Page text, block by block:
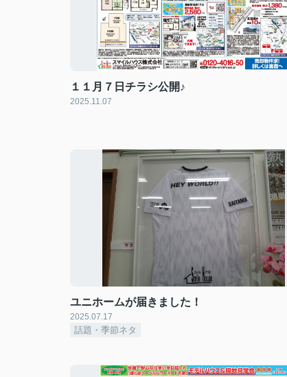
１１月７日チラシ公開♪
2025.11.07
ユニホームが届きました！
2025.07.17
話題・季節ネタ